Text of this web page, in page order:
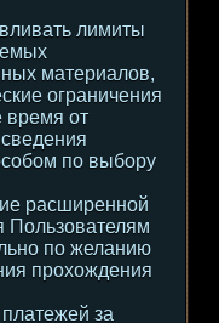
лимиты
материалов,
ограничения
время от
по выбору
расширенной
Пользователям
по желанию
прохождения
за